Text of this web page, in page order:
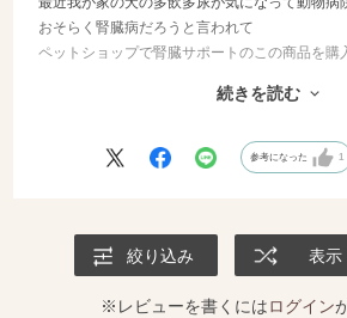
おそらく腎臓病だろうと言われて
ペットショップで腎臓サポートのこの商品を購
まだ１ヶ月足らずしか試していないので効果は
与える食事は大切だと思うので、この商品で症
続きを読む
参考になった 1
絞り込み 表示
※レビューを書くにはログイン